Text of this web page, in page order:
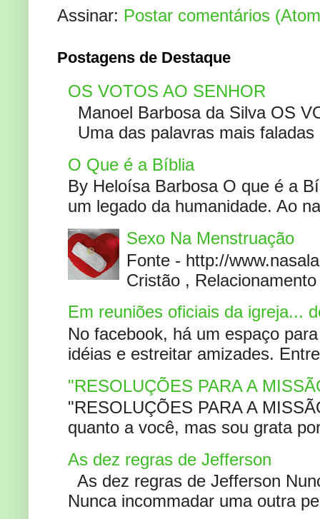
Assinar: Postar comentários
Postagens de Destaque
OS VOTOS AO SENHOR
Manoel Barbosa da Silva OS
Uma das palavras mais
O Que é a Bíblia
By Heloísa Barbosa O que é a
um legado da humanidade. Ao
Sexo Na Menstruação
Fonte - http://
Cristão ,
Em reuniões oficiais da igreja...
No facebook, há um espaço
idéias e estreitar amizades.
"RESOLUÇÕES PARA A
"RESOLUÇÕES PARA A
quanto a você, mas sou grata
As dez regras de Jefferson
As dez regras de Jefferson
Nunca incommadar uma outra